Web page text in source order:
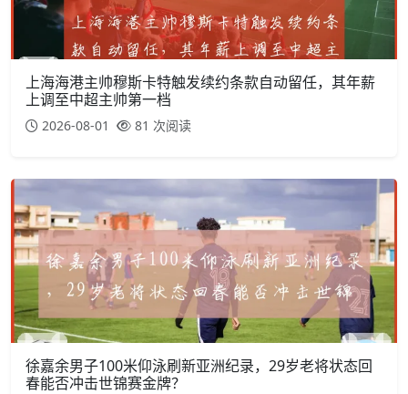
上海海港主帅穆斯卡特触发续约条款自动留任，其年薪
上调至中超主帅第一档
2026-08-01 81 次阅读
徐嘉余男子100米仰泳刷新亚洲纪录，29岁老将状态回
春能否冲击世锦赛金牌？